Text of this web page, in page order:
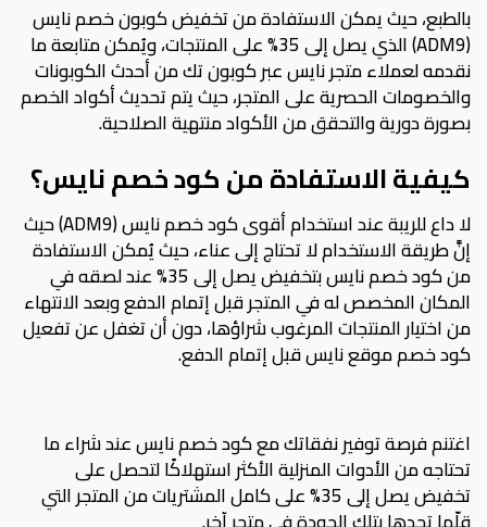
بالطبع، حيث يمكن الاستفادة من تخفيض كوبون خصم نايس
(ADM9) الذي يصل إلى 35% على المنتجات، ويُمكن متابعة ما
نقدمه لعملاء متجر نايس عبر كوبون تك من أحدث الكوبونات
والخصومات الحصرية على المتجر، حيث يتم تحديث أكواد الخصم
بصورة دورية والتحقق من الأكواد منتهية الصلاحية.
كيفية الاستفادة من كود خصم نايس؟
لا داع للريبة عند استخدام أقوى كود خصم نايس (ADM9) حيث
إنَّ طريقة الاستخدام لا تحتاج إلى عناء، حيث يُمكن الاستفادة
من كود خصم نايس بتخفيض يصل إلى 35% عند لصقه في
المكان المخصص له في المتجر قبل إتمام الدفع وبعد الانتهاء
من اختيار المنتجات المرغوب شراؤها، دون أن تغفل عن تفعيل
كود خصم موقع نايس قبل إتمام الدفع.
اغتنم فرصة توفير نفقاتك مع كود خصم نايس عند شراء ما
تحتاجه من الأدوات المنزلية الأكثر استهلاكًا لتحصل على
تخفيض يصل إلى 35% على كامل المشتريات من المتجر التي